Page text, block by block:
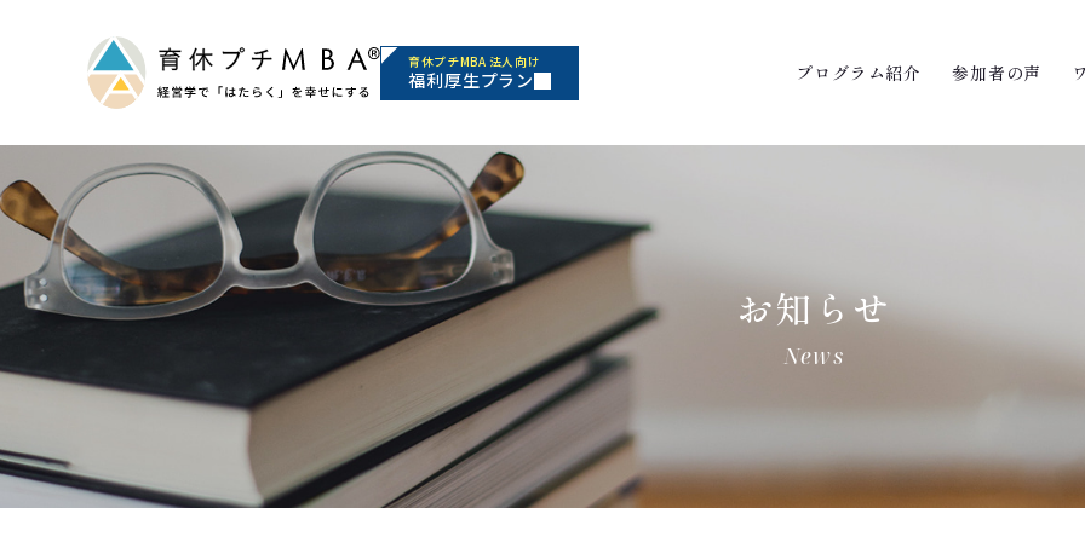
育休プチMBA 法人向け
福利厚生プラン プログラム紹介 参加者の声
お知らせ
News